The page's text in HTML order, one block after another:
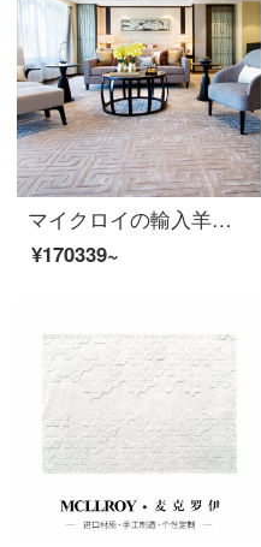
マイクロイの輸入羊毛とベージュ色のオーダーメイドライト贅沢をした後、現代簡単で純色の新しい中国式のリビングルームのソファーのお茶の絨毯のベッドルームの床に部屋のじゅうたんがいっぱい敷いてあります。J 222-1【上質な輸入羊毛のプラスシルク】400 MM*6500 MM MM
¥170339~